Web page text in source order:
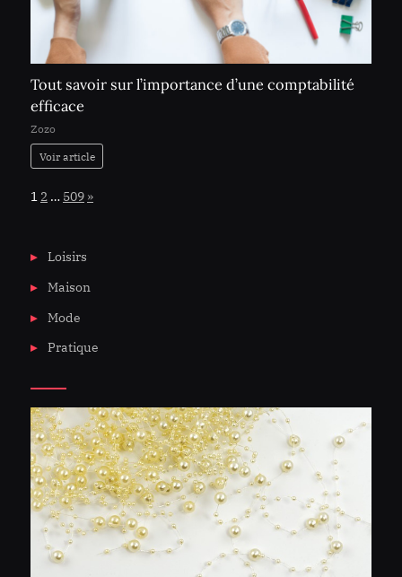
Tout savoir sur l’importance d’une comptabilité
efficace
Zozo
Voir article
Page:
1 2 … 509 Next
»
Loisirs
Maison
Mode
Pratique